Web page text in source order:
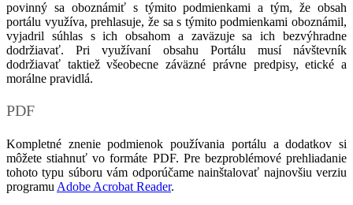
povinný sa oboznámiť s týmito podmienkami a tým, že obsah
portálu využíva, prehlasuje, že sa s týmito podmienkami oboznámil,
vyjadril súhlas s ich obsahom a zaväzuje sa ich bezvýhradne
dodržiavať. Pri využívaní obsahu Portálu musí návštevník
dodržiavať taktiež všeobecne záväzné právne predpisy, etické a
morálne pravidlá.
PDF
Kompletné znenie podmienok používania portálu a dodatkov si
môžete stiahnuť vo formáte PDF. Pre bezproblémové prehliadanie
tohoto typu súboru vám odporúčame nainštalovať najnovšiu verziu
programu Adobe Acrobat Reader.